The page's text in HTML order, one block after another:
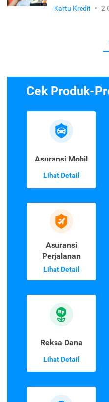
Kartu Kredit • 2
Cek Produk-
Asuransi Mobil
Lihat Detail
Asuransi
Perjalanan
Lihat Detail
Reksa Dana
Lihat Detail